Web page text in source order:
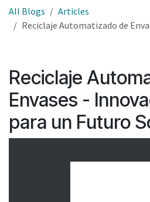
All Blogs
Articles
Reciclaje Automatizado de
Reciclaje
Envases -
para un Futuro